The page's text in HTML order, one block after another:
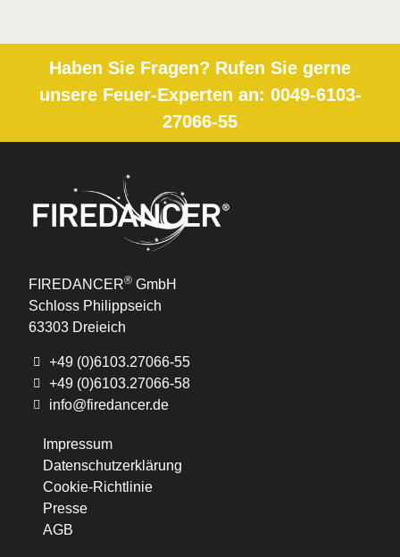
Haben Sie Fragen? Rufen Sie gerne
unsere Feuer-Experten an: 0049-6103-
27066-55
FIREDANCER® GmbH
Schloss Philippseich
63303 Dreieich
+49 (0)6103.27066-55
+49 (0)6103.27066-58
info@firedancer.de
Impressum
Datenschutzerklärung
Cookie-Richtlinie
Presse
AGB